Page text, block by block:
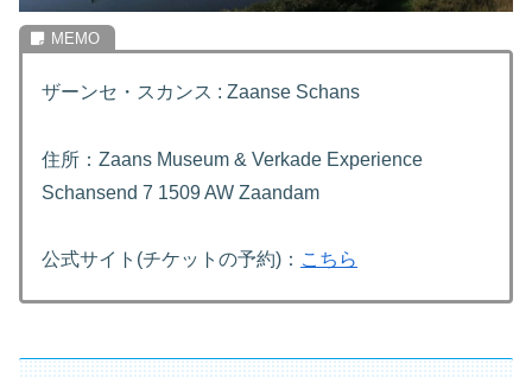
ザーンセ・スカンス : Zaanse Schans
住所：Zaans Museum & Verkade Experience
Schansend 7 1509 AW Zaandam
公式サイト(チケットの予約)： こち ら